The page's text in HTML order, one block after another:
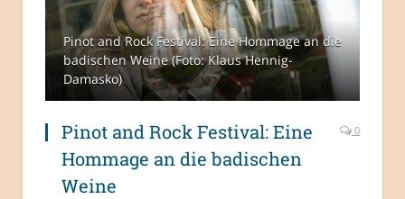
Pinot and Rock Festival: Eine Hommage an die
badischen Weine (Foto: Klaus Hennig-
Damasko)
Pinot and Rock Festival: Eine
Hommage an die badischen
Weine
0